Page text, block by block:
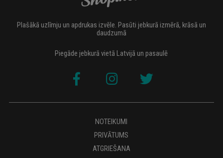
Plašākā uzlīmju un apdrukas izvēle. Pasūti jebkurā izmērā, krāsā un
daudzumā
Piegāde jebkurā vietā Latvijā un pasaulē
NOTEIKUMI
PRIVĀTUMS
ATGRIEŠANA